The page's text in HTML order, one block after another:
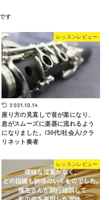
レッスンレビュー
2021.10.14
座り方の見直しで首が楽になり、
息がスムーズに楽器に流れるよう
になりました。/30代/社会人/クラ
リネット奏者
レッスンレビュー